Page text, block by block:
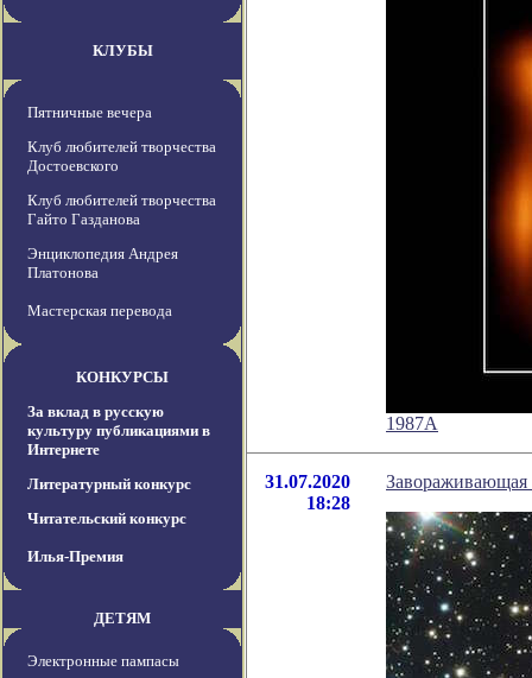
КЛУБЫ
Пятничные вечера
Клуб любителей творчества
Достоевского
Клуб любителей творчества
Гайто Газданова
Энциклопедия Андрея
Платонова
Мастерская перевода
КОНКУРСЫ
За вклад в русскую
культуру публикациями в
Интернете
Литературный конкурс
Читательский конкурс
Илья-Премия
ДЕТЯМ
Электронные пампасы
1987A
31.07.2020
18:28
Завораживающая